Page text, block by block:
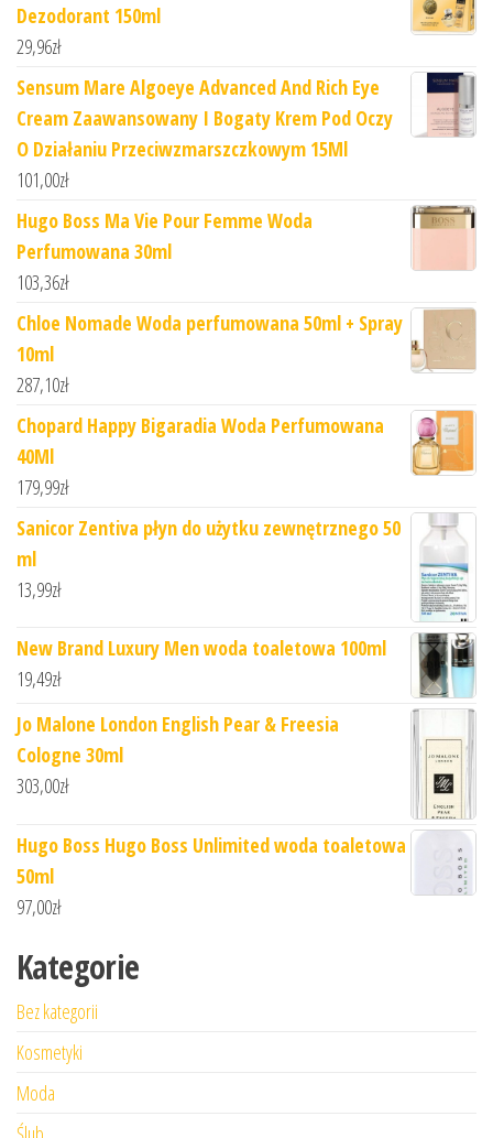
Dezodorant 150ml
29,96zł
Sensum Mare Algoeye Advanced And Rich Eye
Cream Zaawansowany I Bogaty Krem Pod Oczy
O Działaniu Przeciwzmarszczkowym 15Ml
101,00zł
Hugo Boss Ma Vie Pour Femme Woda
Perfumowana 30ml
103,36zł
Chloe Nomade Woda perfumowana 50ml + Spray
10ml
287,10zł
Chopard Happy Bigaradia Woda Perfumowana
40Ml
179,99zł
Sanicor Zentiva płyn do użytku zewnętrznego 50
ml
13,99zł
New Brand Luxury Men woda toaletowa 100ml
19,49zł
Jo Malone London English Pear & Freesia
Cologne 30ml
303,00zł
Hugo Boss Hugo Boss Unlimited woda toaletowa
50ml
97,00zł
Kategorie
Bez kategorii
Kosmetyki
Moda